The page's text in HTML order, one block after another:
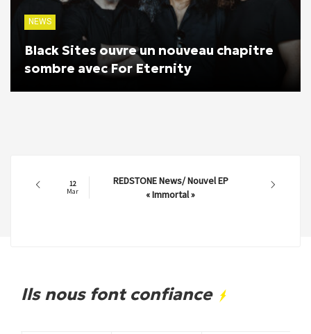
NEWS
Black Sites ouvre un nouveau chapitre
sombre avec For Eternity
12
Mar
REDSTONE News/ Nouvel EP
« Immortal »
Ils nous font confiance